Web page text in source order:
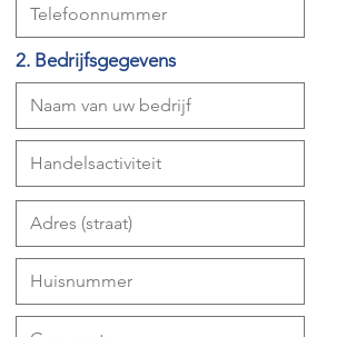
2. Bedrijfsgegevens